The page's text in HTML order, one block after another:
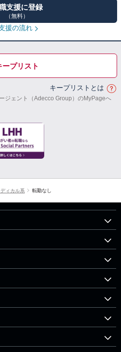
支援に登録
（無料）
援の流れ
ープリスト
キープリストとは
ジェント（Adecco Group）のMyPageへ
ディカル系 転勤なし